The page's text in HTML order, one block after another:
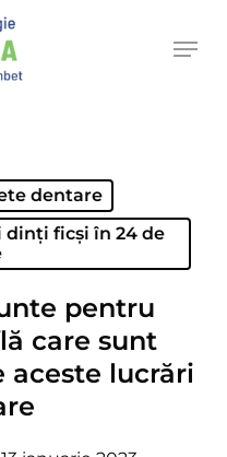
dentare
ficși în 24 de
pentru
care sunt
lucrări